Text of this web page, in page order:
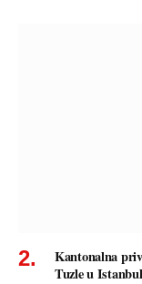
Kantonalna
Tuzle u